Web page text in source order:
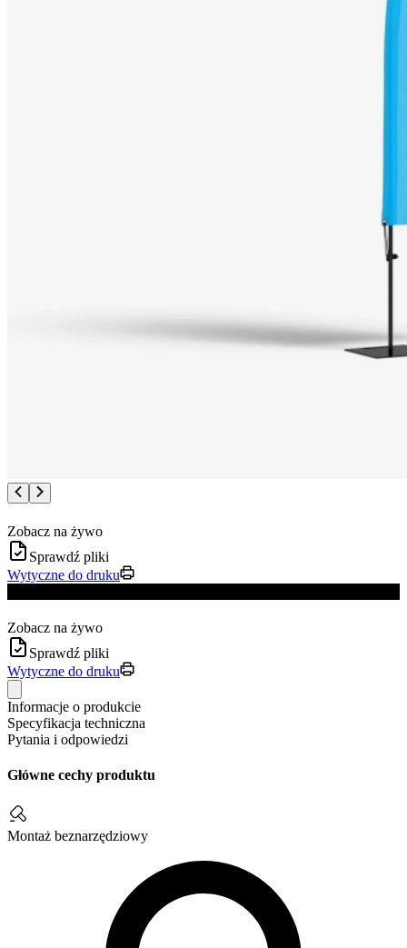
Zobacz na żywo
Sprawdź pliki
Wytyczne do druku
Zobacz na żywo
Sprawdź pliki
Wytyczne do druku
Informacje o produkcie
Specyfikacja techniczna
Pytania i odpowiedzi
Główne cechy produktu
Montaż beznarzędziowy